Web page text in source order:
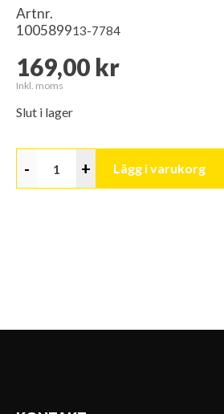
Artnr.
100589913-7784
169,00 kr
Inkl. moms
Slut i lager
- + Lägg i varukorg